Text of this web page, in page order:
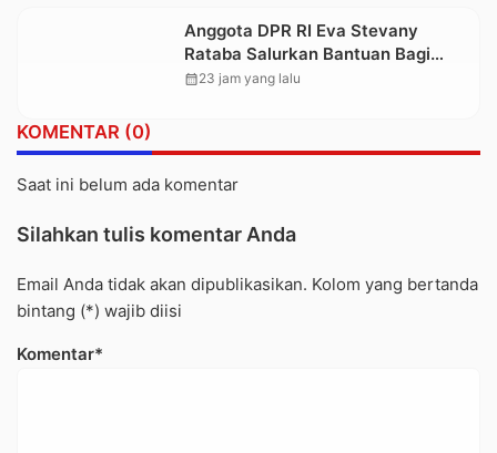
Anggota DPR RI Eva Stevany
Rataba Salurkan Bantuan Bagi
Warga Terdampak Longsor di
calendar_month23 jam yang lalu
KOMENTAR (0)
Saat ini belum ada komentar
Silahkan tulis komentar Anda
Email Anda tidak akan dipublikasikan. Kolom yang bertanda
bintang (*) wajib diisi
Komentar*